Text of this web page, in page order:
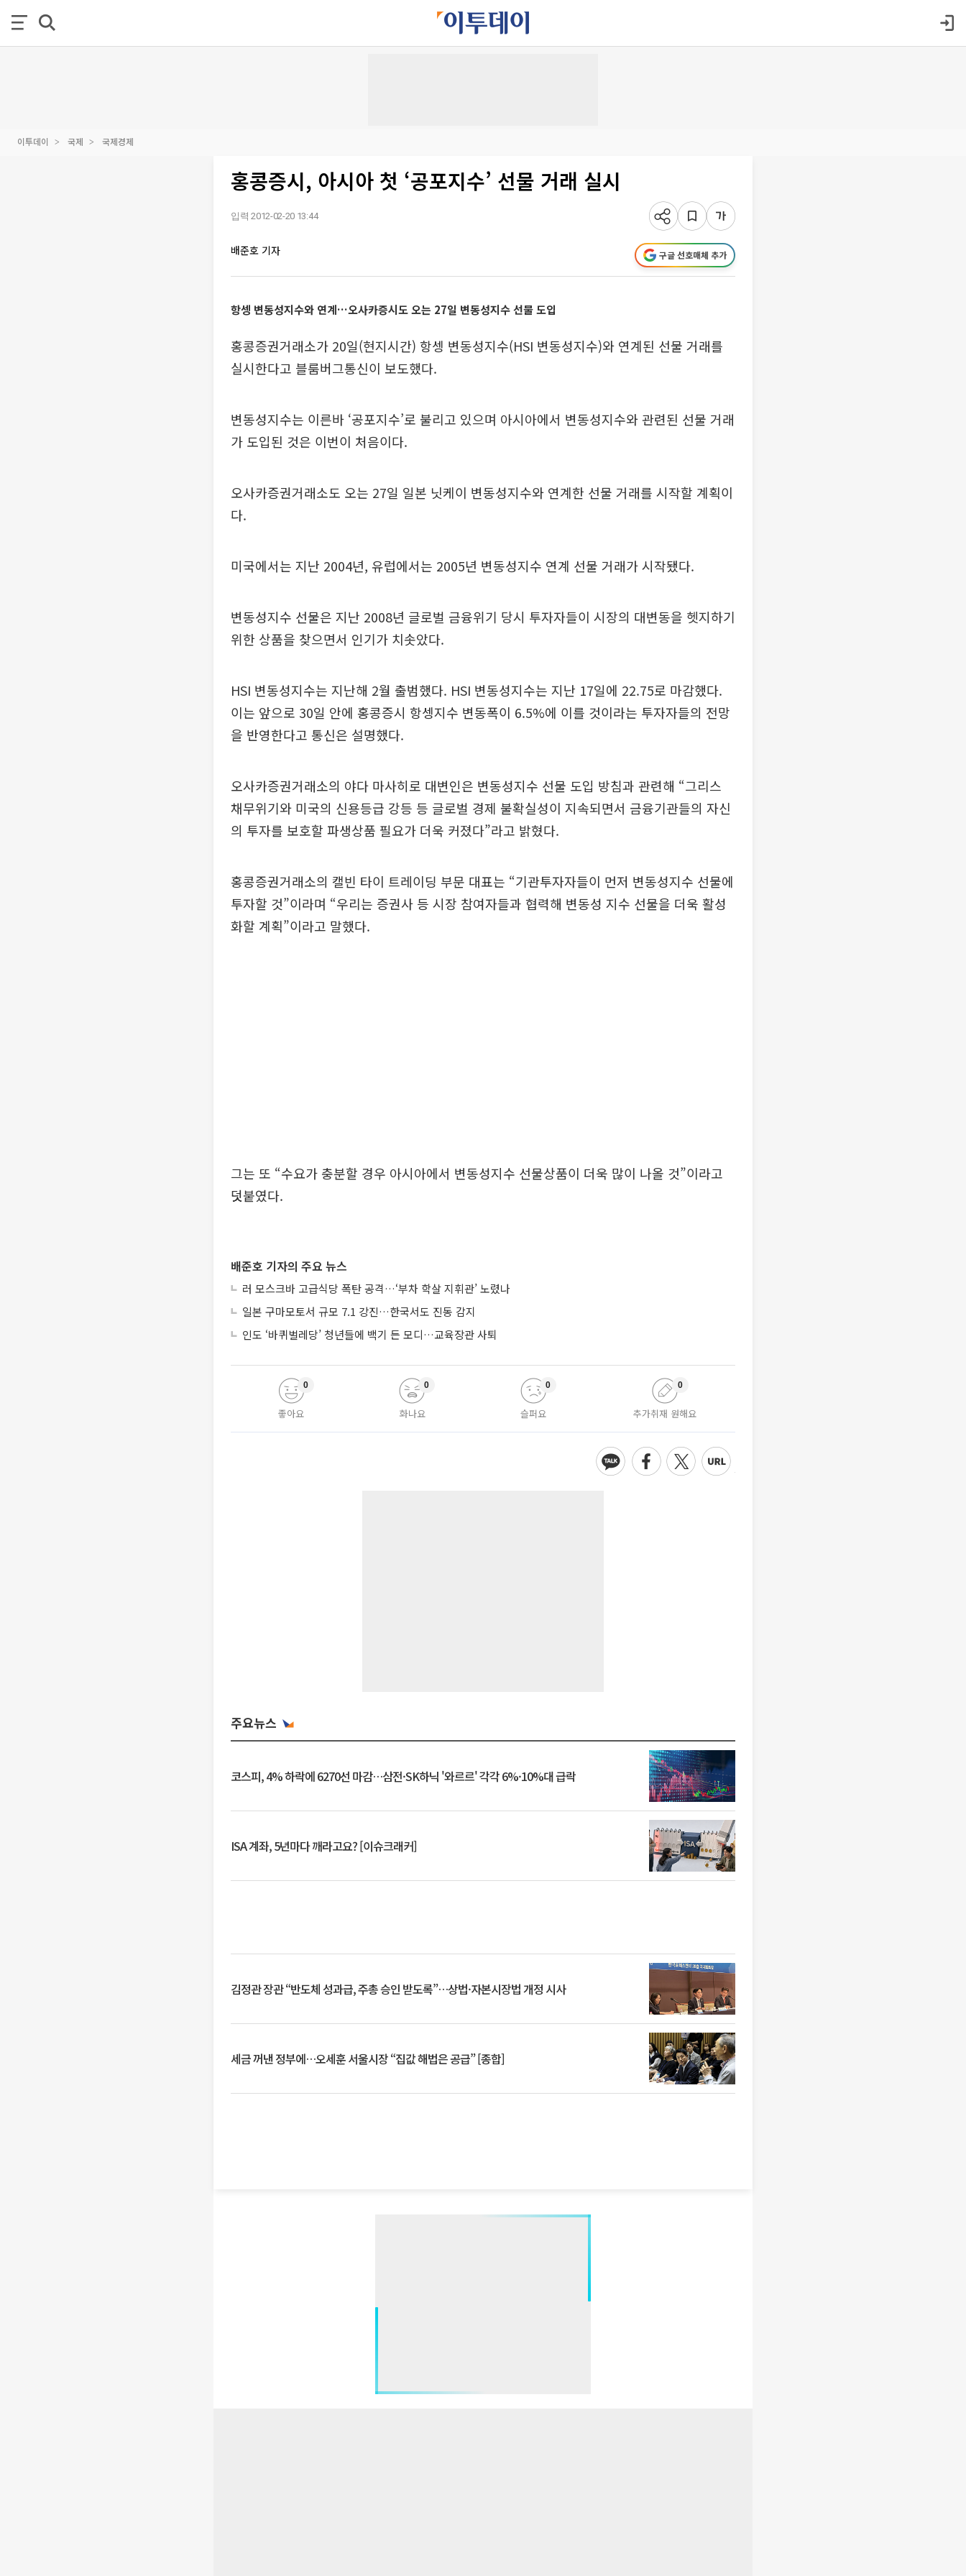
이투데이 국제 국제경제
홍콩증시, 아시아 첫 ‘공포지수’ 선물 거래 실시
입력 2012-02-20 13:44
배준호 기자 구글 선호매체 추가
항셍 변동성지수와 연계…오사카증시도 오는 27일 변동성지수 선물 도입
홍콩증권거래소가 20일(현지시간) 항셍 변동성지수(HSI 변동성지수)와 연계된 선물 거래를
실시한다고 블룸버그통신이 보도했다.
변동성지수는 이른바 ‘공포지수’로 불리고 있으며 아시아에서 변동성지수와 관련된 선물 거래
가 도입된 것은 이번이 처음이다.
오사카증권거래소도 오는 27일 일본 닛케이 변동성지수와 연계한 선물 거래를 시작할 계획이
다.
미국에서는 지난 2004년, 유럽에서는 2005년 변동성지수 연계 선물 거래가 시작됐다.
변동성지수 선물은 지난 2008년 글로벌 금융위기 당시 투자자들이 시장의 대변동을 헷지하기
위한 상품을 찾으면서 인기가 치솟았다.
HSI 변동성지수는 지난해 2월 출범했다. HSI 변동성지수는 지난 17일에 22.75로 마감했다.
이는 앞으로 30일 안에 홍콩증시 항셍지수 변동폭이 6.5%에 이를 것이라는 투자자들의 전망
을 반영한다고 통신은 설명했다.
오사카증권거래소의 야다 마사히로 대변인은 변동성지수 선물 도입 방침과 관련해 “그리스
채무위기와 미국의 신용등급 강등 등 글로벌 경제 불확실성이 지속되면서 금융기관들의 자신
의 투자를 보호할 파생상품 필요가 더욱 커졌다”라고 밝혔다.
홍콩증권거래소의 캘빈 타이 트레이딩 부문 대표는 “기관투자자들이 먼저 변동성지수 선물에
투자할 것”이라며 “우리는 증권사 등 시장 참여자들과 협력해 변동성 지수 선물을 더욱 활성
화할 계획”이라고 말했다.
그는 또 “수요가 충분할 경우 아시아에서 변동성지수 선물상품이 더욱 많이 나올 것”이라고
덧붙였다.
배준호 기자의 주요 뉴스
러 모스크바 고급식당 폭탄 공격…‘부차 학살 지휘관’ 노렸나
일본 구마모토서 규모 7.1 강진…한국서도 진동 감지
인도 ‘바퀴벌레당’ 청년들에 백기 든 모디…교육장관 사퇴
좋아요
0
화나요
0
슬퍼요
0
추가취재 원해요
0
주요뉴스
코스피, 4% 하락에 6270선 마감…삼전·SK하닉 '와르르' 각각 6%·10%대 급락
ISA 계좌, 5년마다 깨라고요? [이슈크래커]
김정관 장관 “반도체 성과급, 주총 승인 받도록”…상법·자본시장법 개정 시사
세금 꺼낸 정부에…오세훈 서울시장 “집값 해법은 공급” [종합]